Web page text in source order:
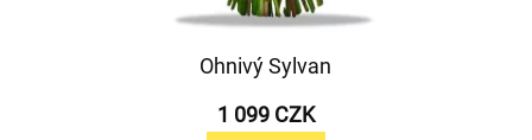
Ohnivý Sylvan
1 099 CZK